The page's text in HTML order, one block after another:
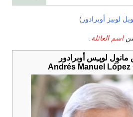
لوبيز أوبرادور )
اسم العائلة
مانوِل لوپـِس أوبرادور
Andrés Manuel López